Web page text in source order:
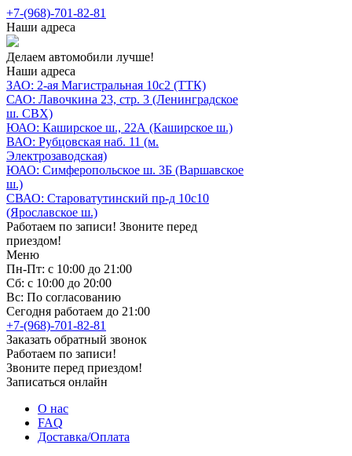
+7-(968)-701-82-81
Наши адреса
Делаем автомобили лучше!
Наши адреса
ЗАО: 2-ая Магистральная 10с2 (ТТК)
САО: Лавочкина 23, стр. 3 (Ленинградское
ш. СВХ)
ЮАО: Каширское ш., 22А (Каширское ш.)
ВАО: Рубцовская наб. 11 (м.
Электрозаводская)
ЮАО: Симферопольское ш. 3Б (Варшавское
ш.)
СВАО: Староватутинский пр-д 10с10
(Ярославское ш.)
Работаем по записи! Звоните перед
приездом!
Меню
Пн-Пт: с 10:00 до 21:00
Сб: с 10:00 до 20:00
Вс: По согласованию
Сегодня работаем до 21:00
+7-(968)-701-82-81
Заказать обратный звонок
Работаем по записи!
Звоните перед приездом!
Записаться онлайн
О нас
FAQ
Доставка/Оплата